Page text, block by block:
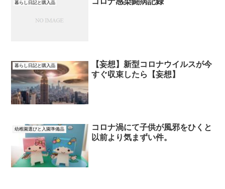
暮らし日記と購入品
暮らし日記と購入品
【妄想】新型コロナウイルスが今
すぐ収束したら【妄想】
幼稚園選びと入園準備品
コロナ渦にて子供が風邪をひくと
以前より気まずい件。